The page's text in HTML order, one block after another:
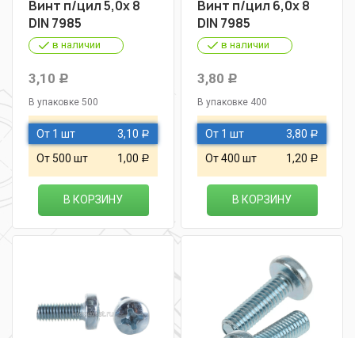
Винт п/цил 5,0х 8
DIN 7985
в наличии
3,10 Р
В упаковке 500
От 1 шт 3,10 Р
От 500 шт 1,00 Р
В КОРЗИНУ
Винт п/цил 6,0х 8
DIN 7985
в наличии
3,80 Р
В упаковке 400
От 1 шт 3,80 Р
От 400 шт 1,20 Р
В КОРЗИНУ